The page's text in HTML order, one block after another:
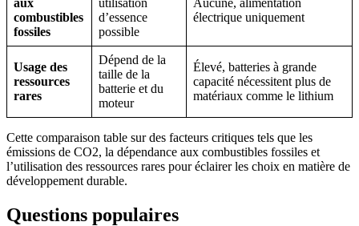
combustibles
fossiles
d’essence
possible
électrique uniquement
Usage des
ressources
rares
Dépend de la
taille de la
batterie et du
moteur
Élevé, batteries à grande
capacité nécessitent plus de
matériaux comme le lithium
Cette comparaison table sur des facteurs critiques tels que les
émissions de CO2, la dépendance aux combustibles fossiles et
l’utilisation des ressources rares pour éclairer les choix en matière de
développement durable.
Questions populaires